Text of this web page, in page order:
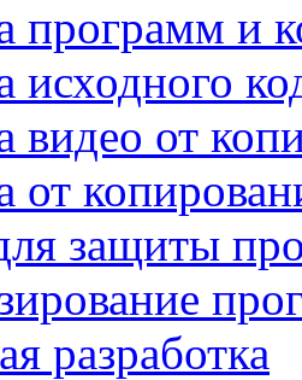
программ и
исходного
видео от
от
защиты
разработка